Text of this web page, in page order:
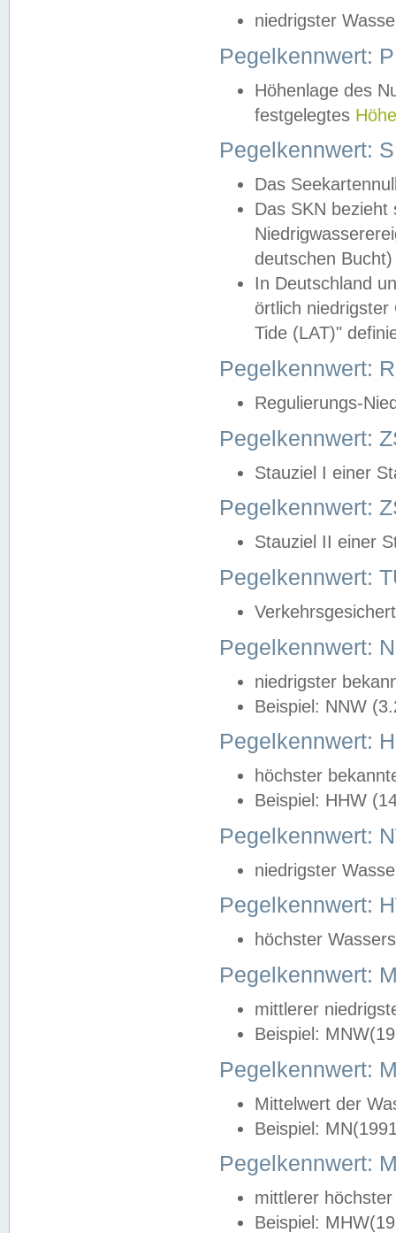
niedrigster
Pegelkennwert:
Höhenlage des
festgelegtes
Pegelkennwert:
Das
Das SKN
deutschen
In Deutschland
örtlich
Tide (LAT)"
Pegelkennwert:
Regulierungs-
Pegelkennwert:
Stauziel I einer
Pegelkennwert:
Stauziel II einer
Pegelkennwert:
Pegelkennwert:
niedrigster
Beispiel: NNW
Pegelkennwert:
höchster
Beispiel: HHW
Pegelkennwert:
niedrigster
Pegelkennwert:
höchster
Pegelkennwert:
mittlerer
Beispiel:
Pegelkennwert:
Mittelwert der
Beispiel:
Pegelkennwert:
mittlerer
Beispiel: